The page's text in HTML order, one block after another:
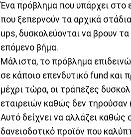
Ένα πρόβλημα που υπάρχει στο
που ξεπερνούν τα αρχικά
ups, δυσκολεύονται να βρουν
επόμενο βήμα.
Μάλιστα, το πρόβλημα
σε κάποιο επενδυτικό fund και
μέχρι τώρα, οι τράπεζες
εταιρειών καθώς δεν τηρούσαν
Αυτό δείχνει να αλλάζει
δανειοδοτικό προϊόν που